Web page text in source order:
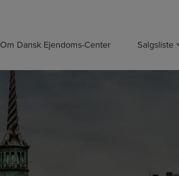
Om Dansk Ejendoms-Center Salgsliste